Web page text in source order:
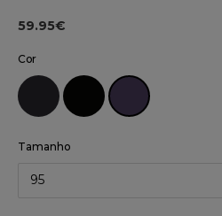
59.95€
Cor
Tamanho
95